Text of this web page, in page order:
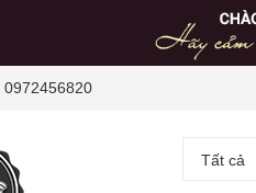
0972456820
Tất cả